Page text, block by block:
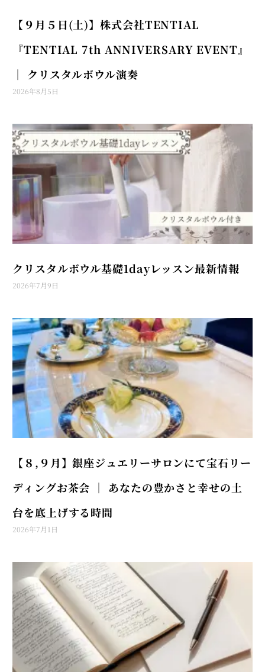
【９月５日(土)】株式会社TENTIAL
『TENTIAL 7th ANNIVERSARY EVENT』
│ クリスタルボウル演奏
2026年8月5日
クリスタルボウル基礎1dayレッスン最新情報
2026年7月9日
【８,９月】銀座ジュエリーサロンにて宝石リー
ディングお茶会 │ あなたの豊かさと幸せの土
台を底上げする時間
2026年7月1日